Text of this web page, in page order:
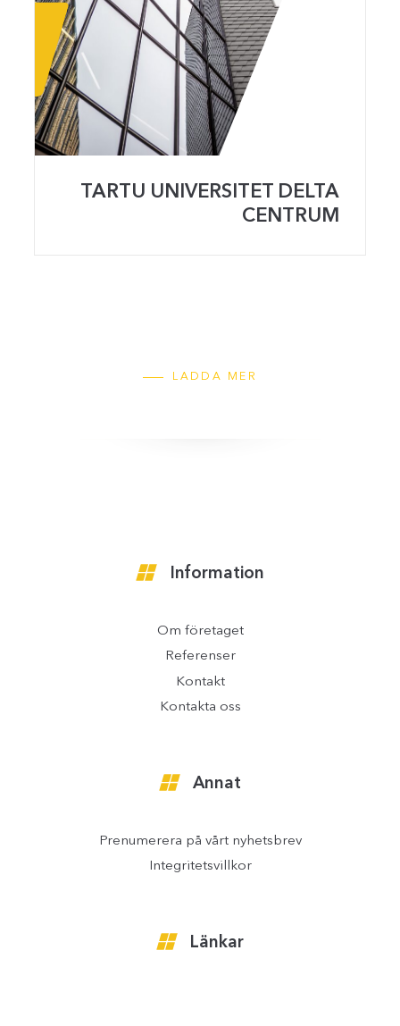
TARTU UNIVERSITET DELTA
CENTRUM
LADDA MER
Information
Om företaget
Referenser
Kontakt
Kontakta oss
Annat
Prenumerera på vårt nyhetsbrev
Integritetsvillkor
Länkar